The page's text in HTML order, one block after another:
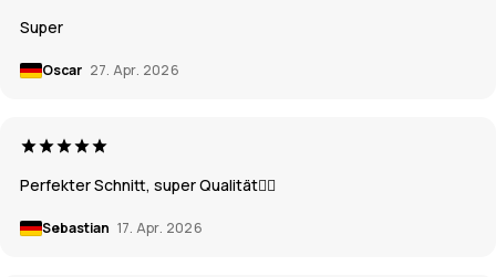
Super
Oscar 27. Apr. 2026
Perfekter Schnitt, super Qualität👌🏼
Sebastian 17. Apr. 2026